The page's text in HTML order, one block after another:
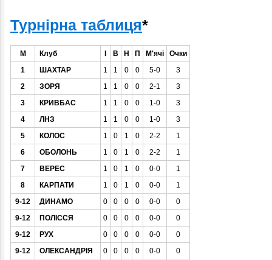
Турнірна таблиця*
М Клуб В Н П М'ячі
Очки
1
ШАХТАР 1 1 0 0 5-0
3
2
ЗОРЯ 1 1 0 0 2-1
3
3
КРИВБАС 1 1 0 0 1-0
3
4
ЛНЗ 1 1 0 0 1-0
3
5
КОЛОС 1 0 1 0 2-2
1
6
ОБОЛОНЬ 1 0 1 0 2-2
1
7
ВЕРЕС 1 0 1 0 0-0
1
8
КАРПАТИ 1 0 1 0 0-0
1
9-12
ДИНАМО 0 0 0 0 0-0
0
9-12
ПОЛІССЯ 0 0 0 0 0-0
0
9-12
РУХ 0 0 0 0 0-0
0
9-12
ОЛЕКСАНДРІЯ 0 0 0 0 0-0
0